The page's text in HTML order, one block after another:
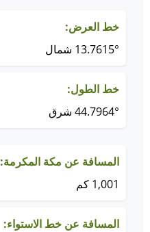
خط العرض:
13.7615° شمال
خط الطول:
44.7964° شرق
المسافة عن مكة المكرمة:
1,001 كم
المسافة عن خط الاستواء: